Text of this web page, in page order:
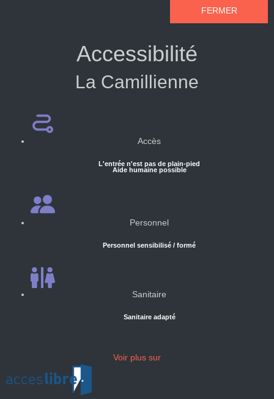
FERMER
Accessibilité
La Camillienne
Accès
L'entrée n'est pas de plain-pied
Aide humaine possible
Personnel
Personnel sensibilisé / formé
Sanitaire
Sanitaire adapté
Voir plus sur